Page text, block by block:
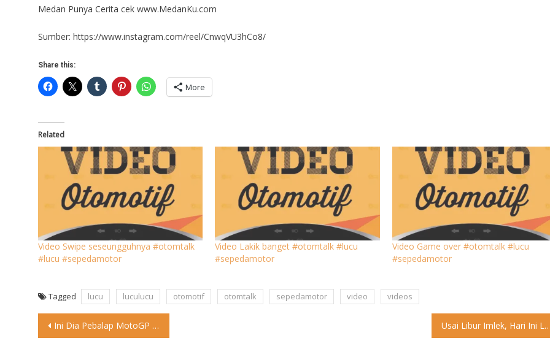
Medan Punya Cerita cek www.MedanKu.com
Sumber: https://www.instagram.com/reel/CnwqVU3hCo8/
Share this:
More
Related
Video Swipe seseungguhnya #otomtalk
#lucu #sepedamotor
Video Lakik banget #otomtalk #lucu
#sepedamotor
Video Game over #otomtalk #lucu
#sepedamotor
Tagged lucu luculucu otomotif otomtalk sepedamotor video videos
Post
Ini Dia Pebalap MotoGP dengan Gaji Terbesar Marc Marquez memang Usai Libur Imlek, Hari Ini Layanan SIM Kembali Dibuka Usai